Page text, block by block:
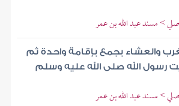
> مسند عبد الله بن عمر
والعشاء بجمع بإقامة واحدة ثم
رسول الله صلى الله عليه وسلم
> مسند عبد الله بن عمر